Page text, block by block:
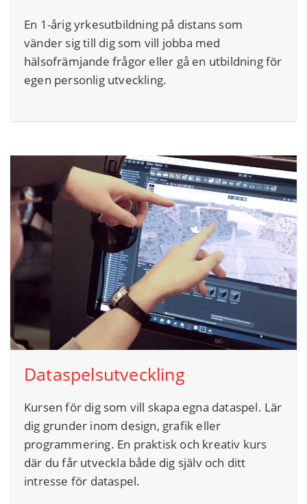
En 1-årig yrkesutbildning på distans som
vänder sig till dig som vill jobba med
hälsofrämjande frågor eller gå en utbildning för
egen personlig utveckling.
Dataspelsutveckling
Kursen för dig som vill skapa egna dataspel. Lär
dig grunder inom design, grafik eller
programmering. En praktisk och kreativ kurs
där du får utveckla både dig själv och ditt
intresse för dataspel.